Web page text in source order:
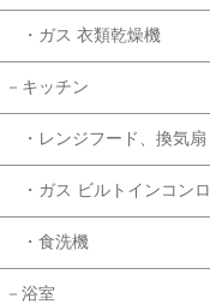
・ガス 衣類乾燥機
－キッチン
・レンジフード、換気扇
・ガス ビルトインコンロ
・食洗機
－浴室